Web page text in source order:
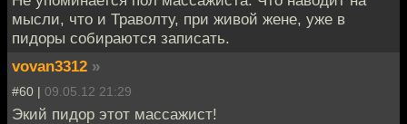
мысли, что и Траволту, при живой жене, уже в
пидоры собираются записать.
vovan3312 »
#60 | 09.05.12 21:29
Экий пидор этот массажист!